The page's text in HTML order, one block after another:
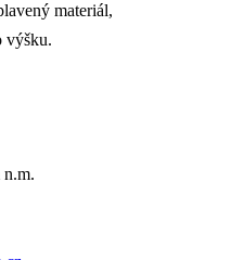
materiál,
výšku.
n.m.